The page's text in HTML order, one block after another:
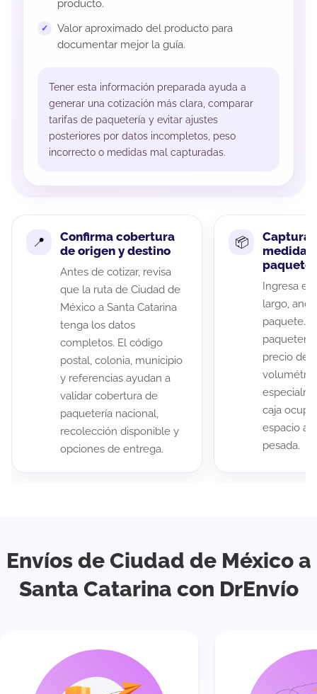
producto.
Valor aproximado del producto para
documentar mejor la guía.
Tener esta información preparada ayuda a
generar una cotización más clara, comparar
tarifas de paquetería y evitar ajustes
posteriores por datos incompletos, peso
incorrecto o medidas mal capturadas.
Confirma cobertura
de origen y destino
Antes de cotizar, revisa
que la ruta de Ciudad de
México a Santa Catarina
tenga los datos
completos. El código
postal, colonia, municipio
y referencias ayudan a
validar cobertura de
paquetería nacional,
recolección disponible y
opciones de entrega.
Captura
medidas
paquete
Ingresa el
largo,
paquete.
precio de
caja
espacio
pesada.
Envíos de Ciudad de México a
Santa Catarina con DrEnvío